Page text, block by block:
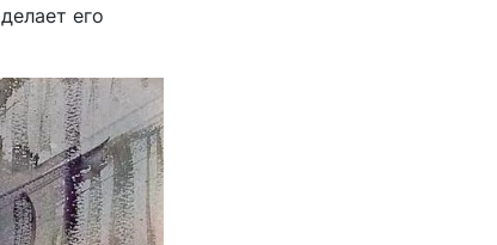
его